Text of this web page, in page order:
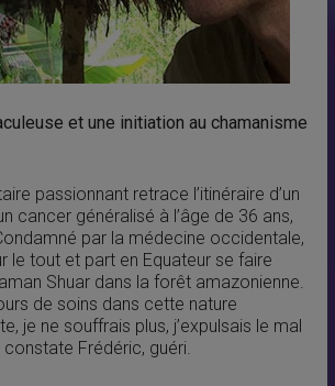
et une initiation au chamanisme
passionnant retrace l’itinéraire d’un
cancer généralisé à l’âge de 36 ans,
par la médecine occidentale,
le tout et part en Equateur se faire
Shuar dans la forêt amazonienne.
de soins dans cette nature
je ne souffrais plus, j’expulsais le mal
constate Frédéric, guéri.